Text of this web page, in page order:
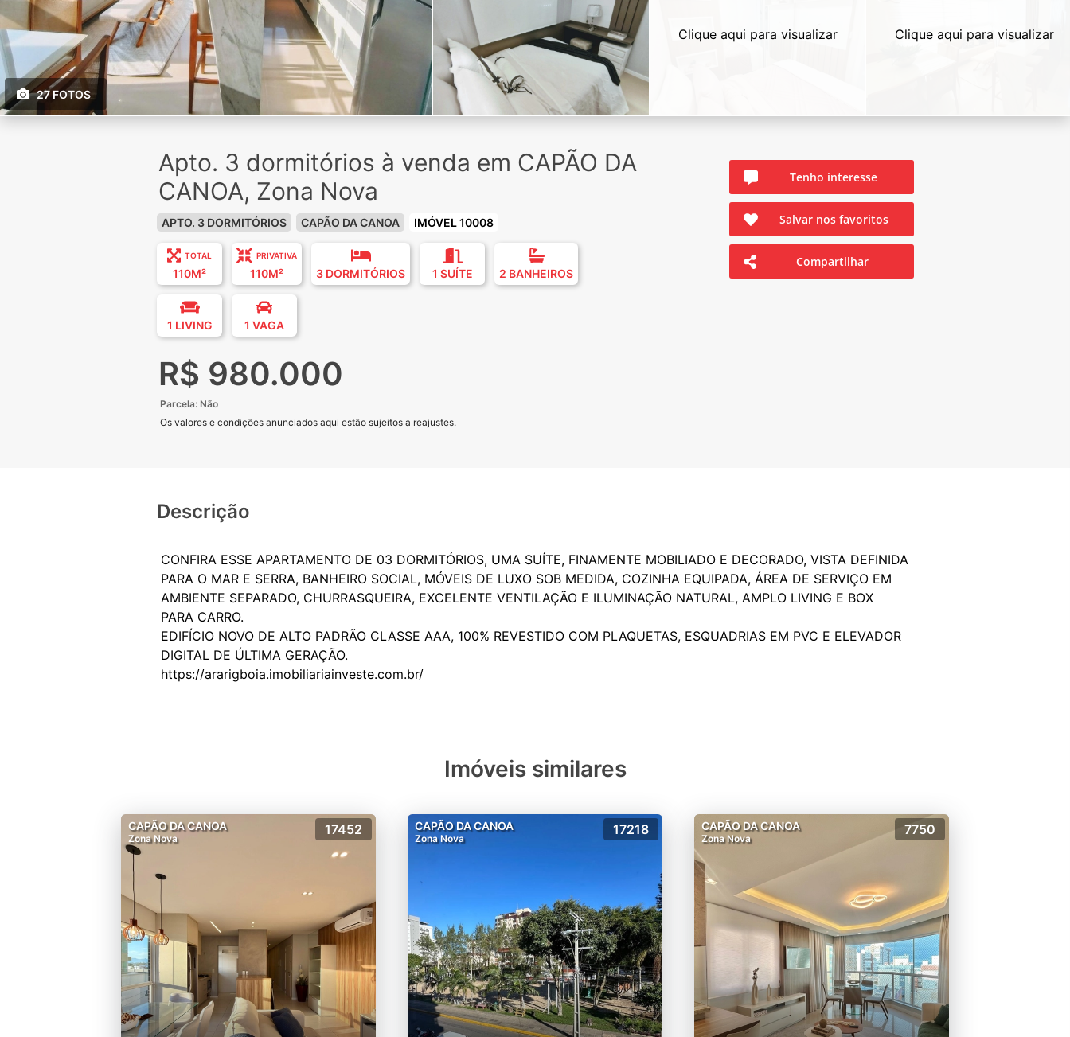
27 FOTOS
Clique aqui para visualizar Clique aqui para visualizar
Apto. 3 dormitórios à venda em CAPÃO DA
CANOA, Zona Nova
APTO. 3 DORMITÓRIOS CAPÃO DA CANOA IMÓVEL 10008
TOTAL
110M²
PRIVATIVA
110M² 3 DORMITÓRIOS 1 SUÍTE 2 BANHEIROS
1 LIVING 1 VAGA
R$ 980.000
Parcela: Não
Os valores e condições anunciados aqui estão sujeitos a reajustes.
Tenho interesse
Salvar nos favoritos
Compartilhar
Descrição
CONFIRA ESSE APARTAMENTO DE 03 DORMITÓRIOS, UMA SUÍTE, FINAMENTE MOBILIADO E DECORADO, VISTA DEFINIDA
PARA O MAR E SERRA, BANHEIRO SOCIAL, MÓVEIS DE LUXO SOB MEDIDA, COZINHA EQUIPADA, ÁREA DE SERVIÇO EM
AMBIENTE SEPARADO, CHURRASQUEIRA, EXCELENTE VENTILAÇÃO E ILUMINAÇÃO NATURAL, AMPLO LIVING E BOX
PARA CARRO.
EDIFÍCIO NOVO DE ALTO PADRÃO CLASSE AAA, 100% REVESTIDO COM PLAQUETAS, ESQUADRIAS EM PVC E ELEVADOR
DIGITAL DE ÚLTIMA GERAÇÃO.
Imóveis similares
CAPÃO DA CANOA
Zona Nova
17452 CAPÃO DA CANOA
Zona Nova
17218 CAPÃO DA CANOA
Zona Nova
7750